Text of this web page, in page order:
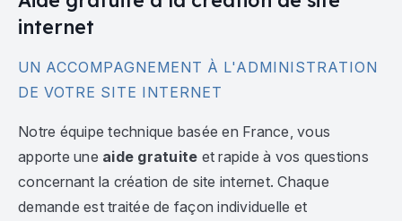
internet
UN ACCOMPAGNEMENT À L'ADMINISTRATION
DE VOTRE SITE INTERNET
Notre équipe technique basée en France, vous
apporte une aide gratuite et rapide à vos questions
concernant la création de site internet. Chaque
demande est traitée de façon individuelle et